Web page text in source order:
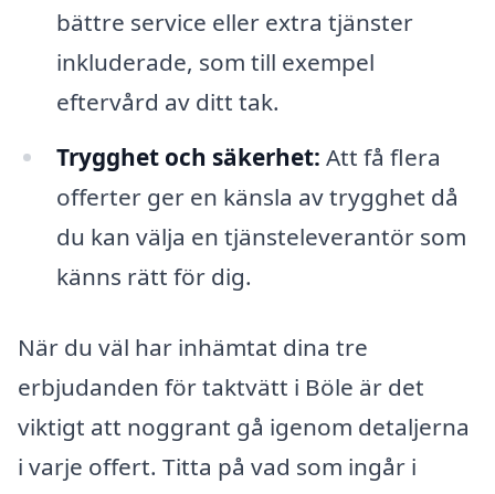
bättre service eller extra tjänster
inkluderade, som till exempel
eftervård av ditt tak.
Trygghet och säkerhet: Att få flera
offerter ger en känsla av trygghet då
du kan välja en tjänsteleverantör som
känns rätt för dig.
När du väl har inhämtat dina tre
erbjudanden för taktvätt i Böle är det
viktigt att noggrant gå igenom detaljerna
i varje offert. Titta på vad som ingår i